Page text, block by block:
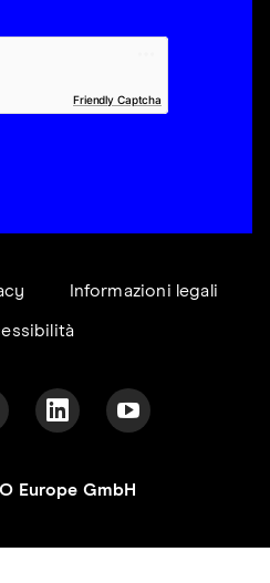
Friendly Captcha
Informazioni legali
Europe GmbH